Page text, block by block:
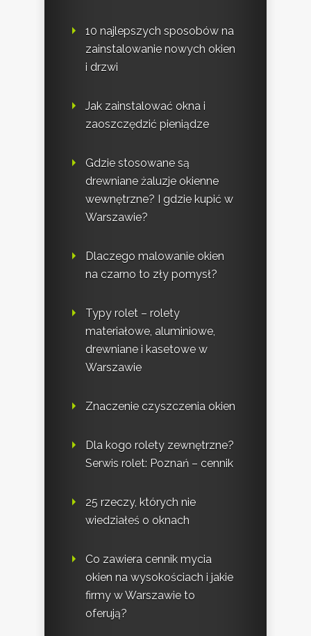
10 najlepszych sposobów na
zainstalowanie nowych okien
i drzwi
Jak zainstalować okna i
zaoszczędzić pieniądze
Gdzie stosowane są
drewniane żaluzje okienne
wewnętrzne? I gdzie kupić w
Warszawie?
Dlaczego malowanie okien
na czarno to zły pomysł?
Typy rolet – rolety
materiałowe, aluminiowe,
drewniane i kasetowe w
Warszawie
Znaczenie czyszczenia okien
Dla kogo rolety zewnętrzne?
Serwis rolet: Poznań – cennik
25 rzeczy, których nie
wiedziałeś o oknach
Co zawiera cennik mycia
okien na wysokościach i jakie
firmy w Warszawie to
oferują?